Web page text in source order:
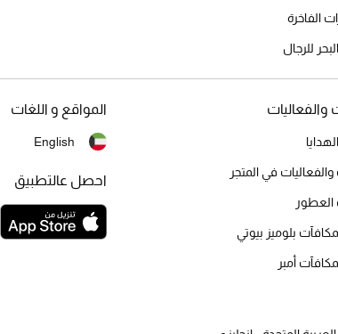
الفاخرة
للرجال
والفعاليات
في المتجر
بلوميز بيوتي
أمبر
المواقع و اللغات
English
احصل عالتطبيق